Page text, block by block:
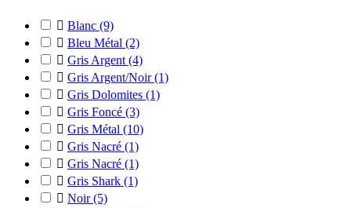
 Blanc (9)
 Bleu Métal (2)
 Gris Argent (4)
 Gris Argent/Noir(1)
 Gris Dolomites (1)
 Gris Foncé (3)
 Gris Métal (10)
 Gris Nacré (1)
 Gris Nacré (1)
 Gris Shark (1)
 Noir(5)